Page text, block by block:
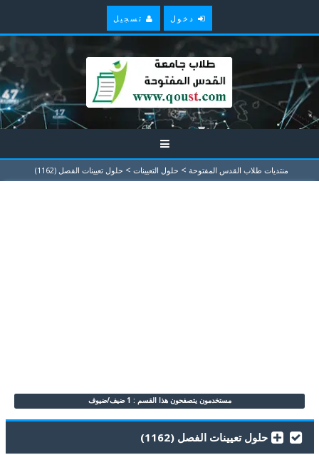
دخول تسجيل
منتديات طلاب القدس المفتوحة > حلول التعيينات > حلول تعيينات الفصل (1162)
مستخدمون يتصفحون هذا القسم : 1 ضيف/ضيوف
حلول تعيينات الفصل (1162)